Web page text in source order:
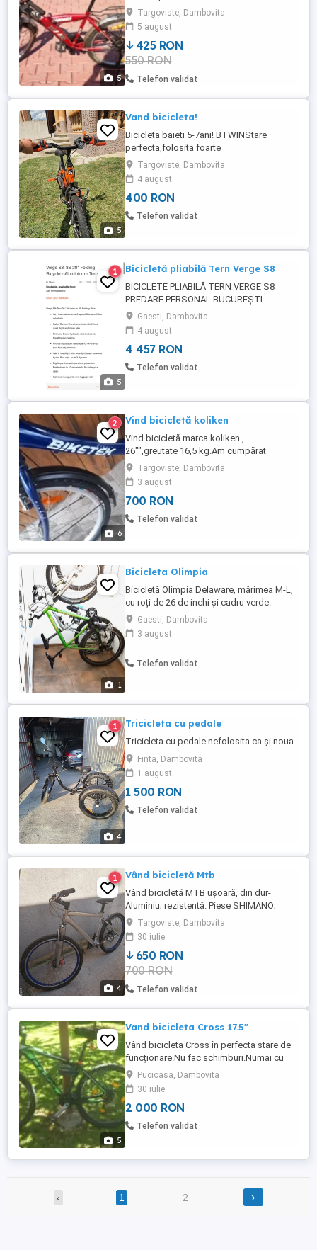
5
Targoviste, Dambovita
5 august
425 RON
550 RON
Telefon validat
5
Vand bicicleta!
Bicicleta baieti 5-7ani! BTWINStare
perfecta,folosita foarte
puțin!Achizitionata de la decatlonSe
poate monta si roti ajutatoare(se oferă
gratis)
Targoviste, Dambovita
4 august
400 RON
Telefon validat
5
1 Bicicletă pliabilă Tern Verge S8
BICICLETE PLIABILĂ TERN VERGE S8
PREDARE PERSONAL BUCUREȘTI -
PITEȘTI -GAESTI Preț magazin 3300
Gaesti, Dambovita
4 august
4 457 RON
Telefon validat
6
2 Vind bicicletă koliken
Vind bicicletă marca koliken ,
26"",greutate 16,5 kg.Am cumpărat
bicicletă asta vară, este nefolosita , am
cartea și factura .
Targoviste, Dambovita
3 august
700 RON
Telefon validat
1
Bicicleta Olimpia
Bicicletă Olimpia Delaware, mărimea M-L,
cu roți de 26 de inchi și cadru verde.
Ghidon drept cu frâne de mână și o șa
îngustă, de culoare neagră. Bicicleta este
relativ ușoară.
Gaesti, Dambovita
3 august
Telefon validat
4
1 Tricicleta cu pedale
Tricicleta cu pedale nefolosita ca și noua .
Finta, Dambovita
1 august
1 500 RON
Telefon validat
4
1 Vând bicicletă Mtb
Vând bicicletă MTB ușoară, din dur-
Aluminiu; rezistentă. Piese SHIMANO;
Jante AL.duble; dimensiune 26;
Suspensie față; Frână pe disc; Kilometraj
cu diferite funcții (viteză distanță timp) etc
Targoviste, Dambovita
30 iulie
650 RON
700 RON
Telefon validat
5
Vand bicicleta Cross 17.5"
Vând bicicleta Cross în perfecta stare de
funcționare.Nu fac schimburi.Numai cu
ridicare personala.
Pucioasa, Dambovita
30 iulie
2 000 RON
Telefon validat
‹ 1 2 ›